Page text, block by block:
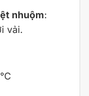
nhuộm:
vải.